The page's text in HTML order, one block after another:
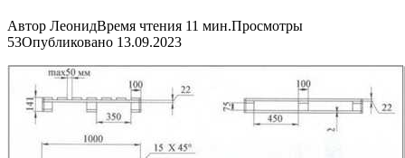
Автор ЛеонидВремя чтения 11 мин.Просмотры
53Опубликовано 13.09.2023